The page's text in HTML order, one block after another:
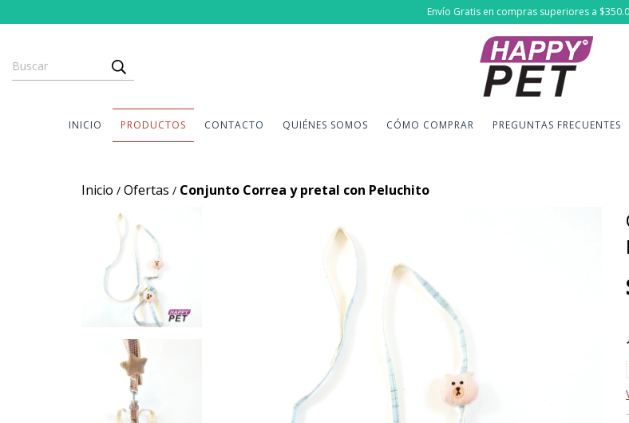
Envío Gratis en compras superiores a
INICIO PRODUCTOS CONTACTO QUIÉNES SOMOS CÓMO COMPRAR PREGUNTAS FRECUENTES
Inicio / Ofertas / Conjunto Correa y pretal con Peluchito